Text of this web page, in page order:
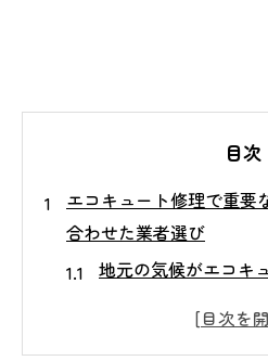
目次
エコキュート修理で重要
合わせた業者選び
地元の気候がエコキ